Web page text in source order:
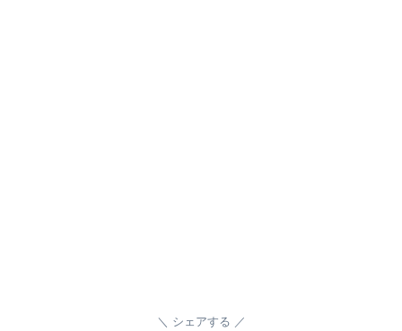
シェアする